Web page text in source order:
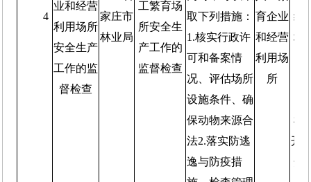
4
业和经营
利用场所
安全生产
工作的监
督检查
家庄市
林业局
工繁育场
所安全生
产工作的
监督检查
取下列措施：
1.核实行政许
可和备案情
况、评估场所
设施条件、确
保动物来源合
法2.落实防逃
逸与防疫措
育企业
和经营
利用场
所
经
场
机
开”
开